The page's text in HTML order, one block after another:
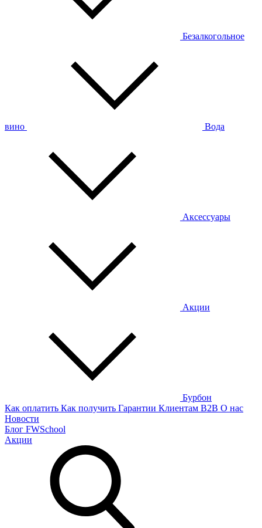
Безалкогольное
вино Вода
Аксессуары
Акции
Бурбон
Как оплатить Как получить Гарантии Клиентам B2B О нас
Новости
Блог FWSchool
Акции